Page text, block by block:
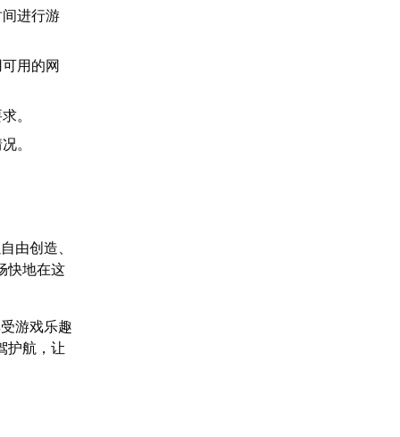
进行游
用的网
。
。
由创造、
快地在这
游戏乐趣
护航，让